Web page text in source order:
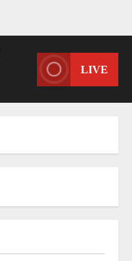
LIVE